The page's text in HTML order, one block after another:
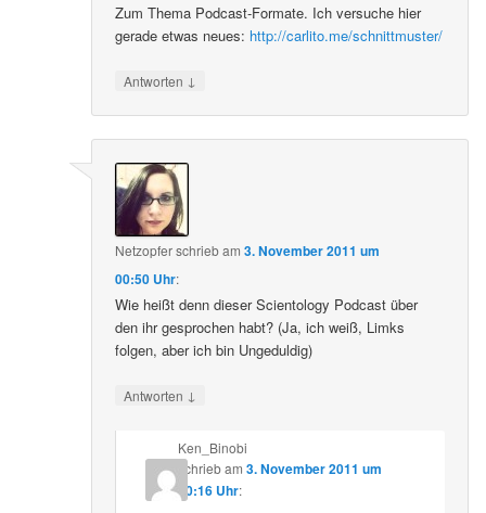
Zum Thema Podcast-Formate. Ich versuche hier
gerade etwas neues: http://carlito.me/schnittmuster/
Antworten ↓
Netzopferschriebam3. November 2011 um
00:50 Uhr:
Wie heißt denn dieser Scientology Podcast über
den ihr gesprochen habt? (Ja, ich weiß, Limks
folgen, aber ich bin Ungeduldig)
Antworten ↓
Ken_Binobi
schriebam 3. November 2011 um
10:16 Uhr: